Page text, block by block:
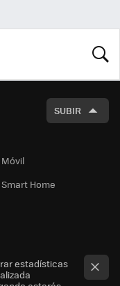
SUBIR
Home
estadísticas